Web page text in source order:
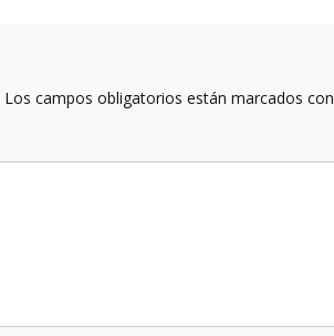
Los campos obligatorios están marcados con